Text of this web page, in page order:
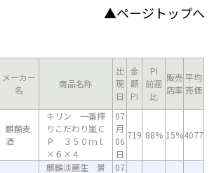
▲ページトップへ
メーカー
名
商品名称
出
現
日
金
額
PI
PI
前週
比
販売
店率
平均
売価
麒麟麦
酒
キリン 一番搾
りこだわり嵐Ｃ
Ｐ ３５０ｍｌ
×６×４
07
月
06
日
719 88% 15%4077
麒麟淡麗生 景
07